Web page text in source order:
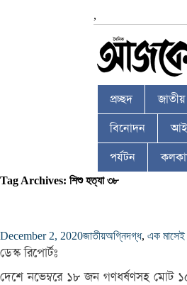
,
প্রচ্ছদ জাতীয়
বিনোদন
পর্যটন
Tag Archives: শিশু হত্যা ৩৮
December 2, 2020জাতীয়অগ্নিদগ্ধ, এক মাসেই
ডেস্ক রিপোর্টঃ
দেশে নভেম্বরে ১৮ জন গণধর্ষণসহ মোট